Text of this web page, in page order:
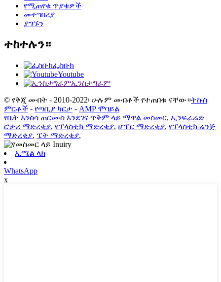
የሚጠየቁ ጥያቄዎች
መተግበሪያ
ያግኙን
ተከተሉን።
ፌስቡክ
Youtube
ኢንስታግራም
© የቅጂ መብት - 2010-2022፡ ሁሉም መብቶች የተጠበቁ ናቸው።ትኩስ
ምርቶች - የጣቢያ ካርታ - AMP ሞባይል
የቤት እንስሳ ጠርሙስ እንደገና ጥቅም ላይ ማዋል መስመር, ኢንፍራሬድ
ሮታሪ ማድረቂያ, የፕላስቲክ ማድረቂያ, ሆፐር ማድረቂያ, የፕላስቲክ ሬንጅ
ማድረቂያ, ፔት ማድረቂያ,
ኢሜል ላክ
WhatsApp
x